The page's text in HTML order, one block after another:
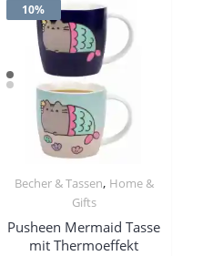
10%
Becher & Tassen, Home &
Gifts
Pusheen Mermaid Tasse
mit Thermoeffekt